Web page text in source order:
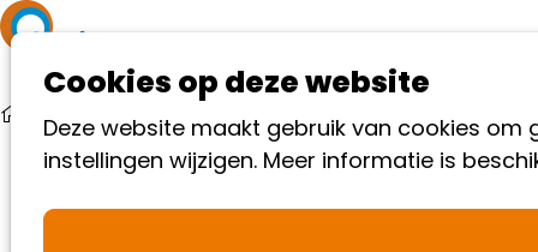
Cookies op deze website
Deze website maakt gebruik van cookies
instellingen wijzigen. Meer informatie is
Nieuws "WerkWeb-Autisme geeft mij veel houvast"
"WerkWeb-Autisme geeft mij veel houvast"